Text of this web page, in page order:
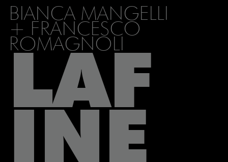
BIANCA MANGELLI
+ FRANCESCO
ROMAGNOLI
LAF
INE